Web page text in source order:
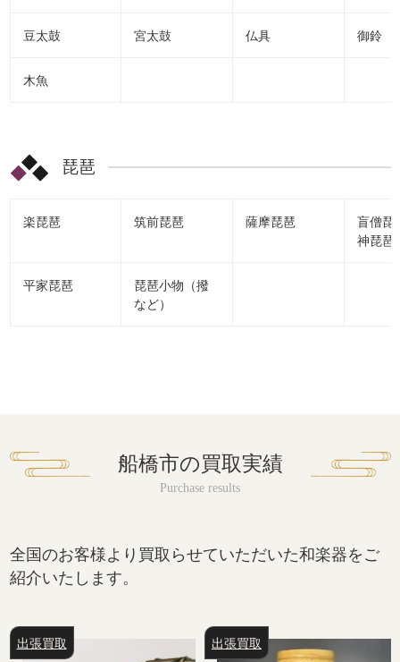
豆太鼓 宮太鼓 仏具 御鈴
木魚
琵琶
楽琵琶 筑前琵琶 薩摩琵琶
盲僧琵
神琵琶
平家琵琶
琵琶小物（撥
など）
船橋市の買取実績
全国のお客様より買取らせていただいた和楽器をご
紹介いたします。
出張買取 出張買取